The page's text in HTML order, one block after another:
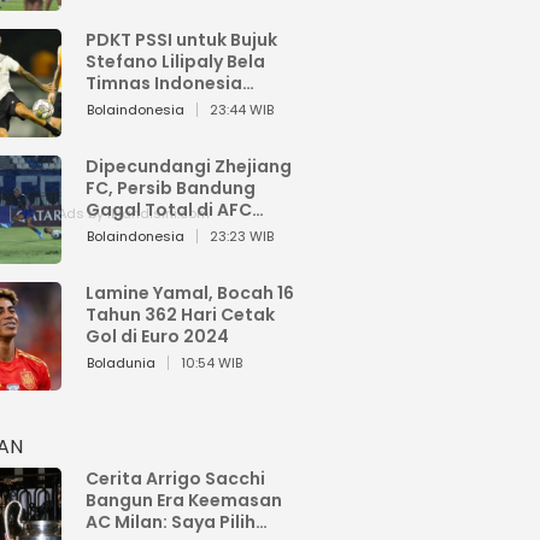
PDKT PSSI untuk Bujuk
Stefano Lilipaly Bela
Timnas Indonesia
Berakhir Berantakan
Bolaindonesia 23:44 WIB
Dipecundangi Zhejiang
FC, Persib Bandung
Gagal Total di AFC
Champions League Two
Bolaindonesia 23:23 WIB
Lamine Yamal, Bocah 16
Tahun 362 Hari Cetak
Gol di Euro 2024
Boladunia 10:54 WIB
Cerita Arrigo Sacchi
Bangun Era Keemasan
AC Milan: Saya Pilih